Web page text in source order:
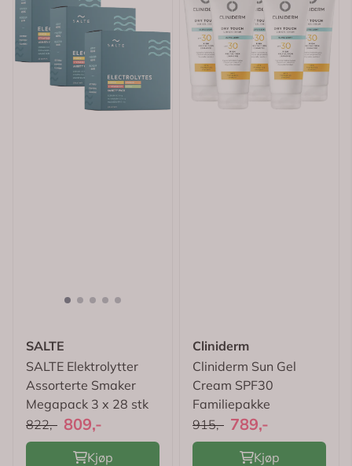
SALTE
SALTE Elektrolytter
Assorterte Smaker
Megapack 3 x 28 stk
822,- 809,-
Kjøp
Cliniderm
Cliniderm Sun Gel
Cream SPF30
Familiepakke
915,- 789,-
Kjøp